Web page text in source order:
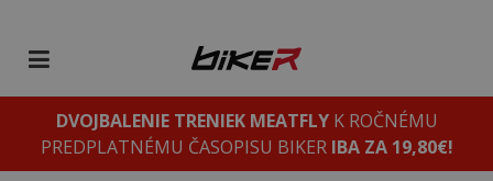
DVOJBALENIE TRENIEK MEATFLYK ROČNÉMU
PREDPLATNÉMU ČASOPISU BIKER IBA ZA 19,80€!